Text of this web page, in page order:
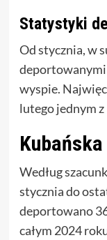
Statystyki
Od stycznia, w
deportowanymi
wyspie.
lutego jednym
Według
stycznia do
deportowano
całym 2024